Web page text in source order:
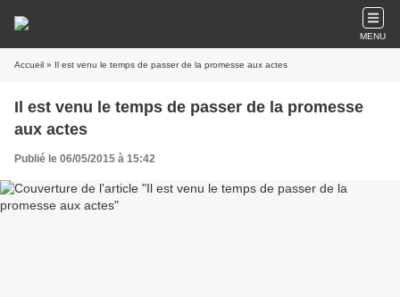
MENU
Accueil » Il est venu le temps de passer de la promesse aux actes
Il est venu le temps de passer de la promesse
aux actes
Publié le 06/05/2015 à 15:42